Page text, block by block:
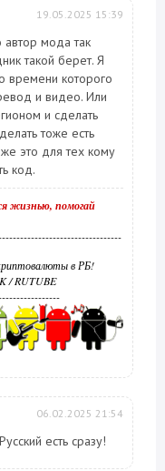
19.05.2025 15:39
автор мода так
такой берет. Я
времени которого
и видео. Или
и сделать
тоже есть
это для тех кому
код.
жизнью, помогай
в РБ!
/RUTUBE
06.02.2025 21:54
есть сразу!